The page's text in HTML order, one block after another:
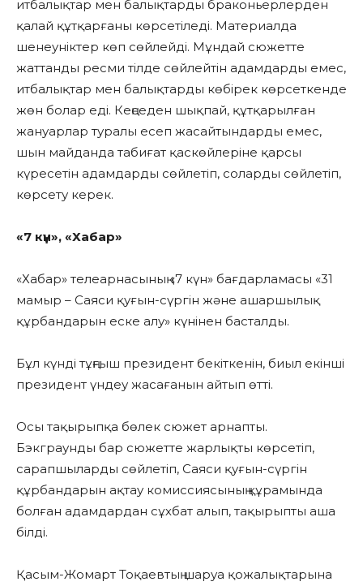
итбалықтар мен балықтарды браконьерлерден
қалай құтқарғаны көрсетіледі. Материалда
шенеуніктер көп сөйлейді. Мұндай сюжетте
жаттанды ресми тілде сөйлейтін адамдарды емес,
итбалықтар мен балықтарды көбірек көрсеткенде
жөн болар еді. Кеңседен шықпай, құтқарылған
жануарлар туралы есеп жасайтындарды емес,
шын майданда табиғат қаскөйлеріне қарсы
күресетін адамдарды сөйлетіп, соларды сөйлетіп,
көрсету керек.
«7 күн», «Хабар»
«Хабар» телеарнасының «7 күн» бағдарламасы «31
мамыр – Саяси қуғын-сүргін және ашаршылық
құрбандарын еске алу» күнінен басталды.
Бұл күнді тұңғыш президент бекіткенін, биыл екінші
президент үндеу жасағанын айтып өтті.
Осы тақырыпқа бөлек сюжет арнапты.
Бэкграунды бар сюжетте жарлықты көрсетіп,
сарапшыларды сөйлетіп, Саяси қуғын-сүргін
құрбандарын ақтау комиссиясының құрамында
болған адамдардан сұхбат алып, тақырыпты аша
білді.
Қасым-Жомарт Тоқаевтың шаруа қожалықтарына